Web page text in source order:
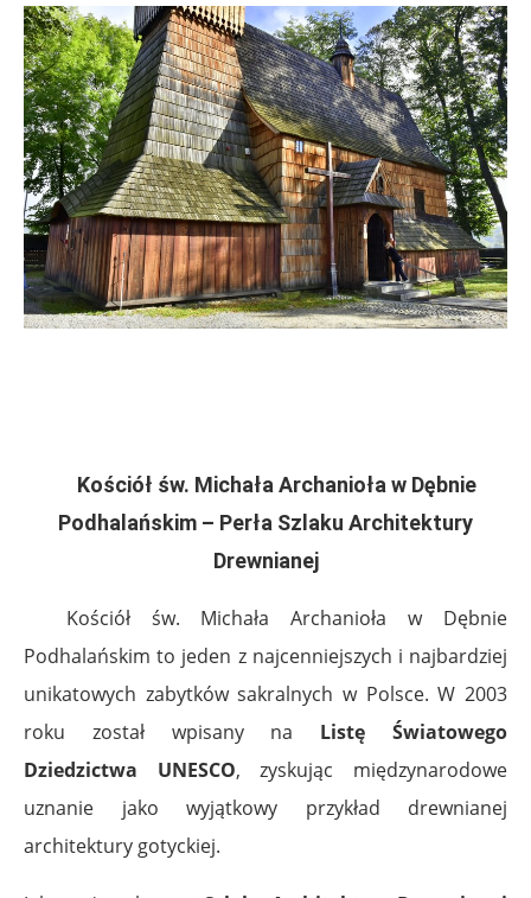
Kościół św. Michała Archanioła w Dębnie
Podhalańskim – Perła Szlaku Architektury
Drewnianej
Kościół św. Michała Archanioła w Dębnie
Podhalańskim to jeden z najcenniejszych i najbardziej
unikatowych zabytków sakralnych w Polsce. W 2003
roku został wpisany na Listę Światowego
Dziedzictwa UNESCO, zyskując międzynarodowe
uznanie jako wyjątkowy przykład drewnianej
architektury gotyckiej.